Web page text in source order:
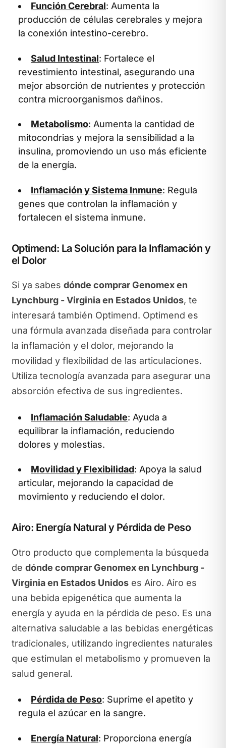
Función Cerebral: Aumenta la
producción de células cerebrales y mejora
la conexión intestino-cerebro.
Salud Intestinal: Fortalece el
revestimiento intestinal, asegurando una
mejor absorción de nutrientes y protección
contra microorganismos dañinos.
Metabolismo: Aumenta la cantidad de
mitocondrias y mejora la sensibilidad a la
insulina, promoviendo un uso más eficiente
de la energía.
Inflamación y Sistema Inmune: Regula
genes que controlan la inflamación y
fortalecen el sistema inmune.
Optimend: La Solución para la Inflamación y
el Dolor
Si ya sabes dónde comprar Genomex en
Lynchburg - Virginia en Estados Unidos, te
interesará también Optimend. Optimend es
una fórmula avanzada diseñada para controlar
la inflamación y el dolor, mejorando la
movilidad y flexibilidad de las articulaciones.
Utiliza tecnología avanzada para asegurar una
absorción efectiva de sus ingredientes.
Inflamación Saludable: Ayuda a
equilibrar la inflamación, reduciendo
dolores y molestias.
Movilidad y Flexibilidad: Apoya la salud
articular, mejorando la capacidad de
movimiento y reduciendo el dolor.
Airo: Energía Natural y Pérdida de Peso
Otro producto que complementa la búsqueda
de dónde comprar Genomex en Lynchburg -
Virginia en Estados Unidoses Airo. Airo es
una bebida epigenética que aumenta la
energía y ayuda en la pérdida de peso. Es una
alternativa saludable a las bebidas energéticas
tradicionales, utilizando ingredientes naturales
que estimulan el metabolismo y promueven la
salud general.
Pérdida de Peso: Suprime el apetito y
regula el azúcar en la sangre.
Energía Natural: Proporciona energía